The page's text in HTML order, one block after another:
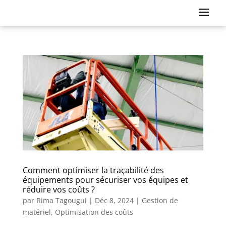
Comment optimiser la traçabilité des
équipements pour sécuriser vos équipes et
réduire vos coûts ?
par Rima Tagougui | Déc 8, 2024| Gestion de
matériel, Optimisation des coûts